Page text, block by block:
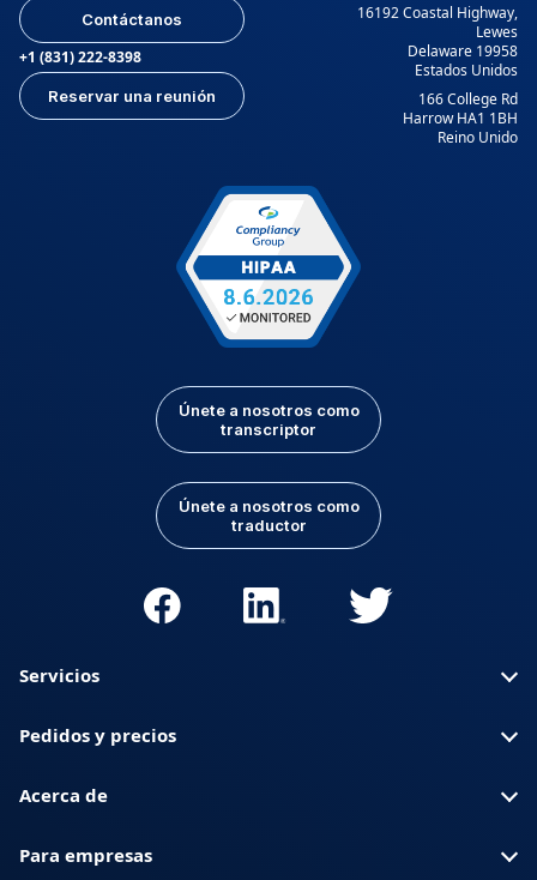
Contáctanos
+1 (831) 222-8398
Reservar una reunión
16192 Coastal Highway,
Lewes
Delaware 19958
Estados Unidos
166 College Rd
Harrow HA1 1BH
Reino Unido
Únete a nosotros como
transcriptor
Únete a nosotros como
traductor
Servicios
Pedidos y precios
Acerca de
Para empresas